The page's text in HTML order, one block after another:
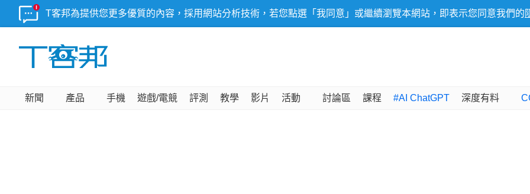
T客邦為提供您更多優質的內容，採用網站分析技術，若您點選「我同意」或繼續瀏覽本網站，即表示您同意我們的
新聞 產品 手機 遊戲/電競 評測 教學 影片 活動 討論區 課程 #AI ChatGPT 深度有料